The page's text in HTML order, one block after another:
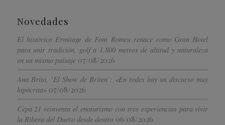
Novedades
El histórico Ermitage de Font Romeu renace como Gran Hotel
para unir tradición, golf a 1.800 metros de altitud y naturaleza
en un mismo paisaje 07/08/2026
Ana Brito, ‘El Show de Briten’: «En redes hay un discurso muy
hipócrita» 07/08/2026
Cepa 21 reinventa el enoturismo con tres experiencias para vivir
la Ribera del Duero desde dentro 06/08/2026